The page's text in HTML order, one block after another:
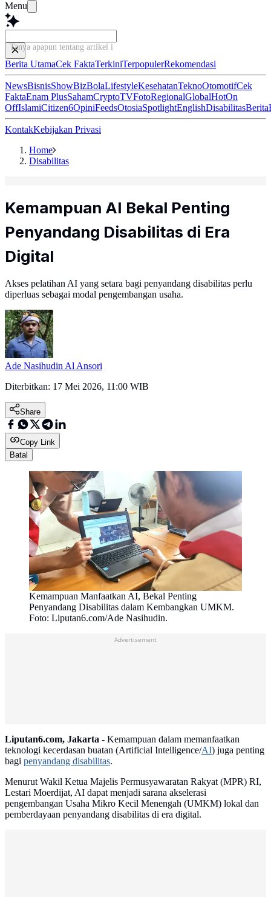
Menu
Tanya apapun tentang artikel ini...
Berita UtamaCek FaktaTerkiniTerpopulerRekomendasi
NewsBisnisShowBizBolaLifestyleKesehatanTeknoOtomotifCek
FaktaEnam PlusSahamCryptoTVFotoRegionalGlobalHotOn
OffIslamiCitizen6OpiniFeedsOtosiaSpotlightEnglishDisabilitasBerita
KontakKebijakan Privasi
Home
Disabilitas
Kemampuan AI Bekal Penting
Penyandang Disabilitas di Era
Digital
Akses pelatihan AI yang setara bagi penyandang disabilitas perlu
diperluas sebagai modal pengembangan usaha.
Ade Nasihudin Al Ansori
Diterbitkan: 17 Mei 2026, 11:00 WIB
Share
Copy Link
Batal
Kemampuan Manfaatkan AI, Bekal Penting
Penyandang Disabilitas dalam Kembangkan UMKM.
Foto: Liputan6.com/Ade Nasihudin.
Advertisement
Liputan6.com, Jakarta - Kemampuan dalam memanfaatkan
teknologi kecerdasan buatan (Artificial Intelligence/AI) juga penting
bagi penyandang disabilitas.
Menurut Wakil Ketua Majelis Permusyawaratan Rakyat (MPR) RI,
Lestari Moerdijat, AI dapat menjadi sarana akselerasi
pengembangan Usaha Mikro Kecil Menengah (UMKM) lokal dan
pemberdayaan penyandang disabilitas di era digital.